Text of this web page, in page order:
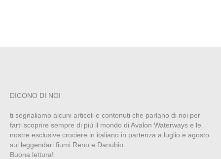
DICONO DI NOI
ti segnaliamo alcuni articoli e contenuti che parlano di noi per
farti scoprire sempre di più il mondo di Avalon Waterways e le
nostre esclusive crociere in italiano in partenza a luglio e agosto
sui leggendari fiumi Reno e Danubio.
Buona lettura!